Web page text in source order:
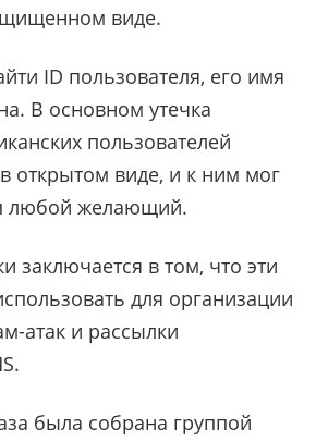
виде.
ID пользователя, его имя
В основном утечка
пользователей
открытом виде, и к ним мог
любой желающий.
заключается в том, что эти
для организации
атак и рассылки
была собрана группой